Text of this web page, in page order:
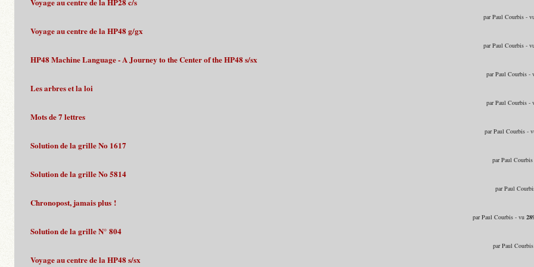
par Paul Courbis -
Voyage au centre de la HP48 g/gx
par Paul Courbis -
HP48 Machine Language - A Journey to the Center of the HP48 s/sx
par Paul Courbis -
Les arbres et la loi
par Paul Courbis -
Mots de 7 lettres
par Paul Courbis -
Solution de la grille No 1617
par Paul
Solution de la grille No 5814
par Paul
Chronopost, jamais plus !
par Paul Courbis - vu
Solution de la grille N° 804
par Paul
Voyage au centre de la HP48 s/sx